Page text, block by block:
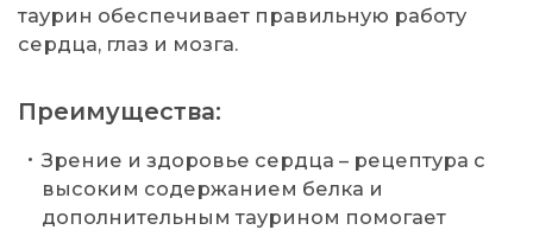
таурин обеспечивает правильную работу
сердца, глаз и мозга.
Преимущества:
Зрение и здоровье сердца – рецептура с
высоким содержанием белка и
дополнительным таурином помогает